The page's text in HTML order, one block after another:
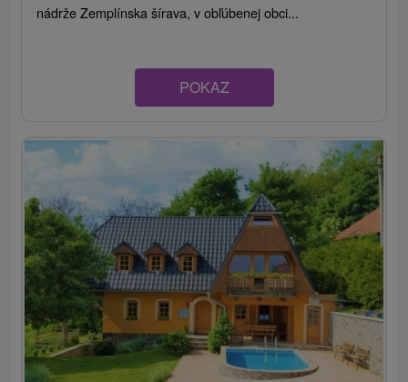
nádrže Zemplínska šírava, v obľúbenej obci...
POKAZ